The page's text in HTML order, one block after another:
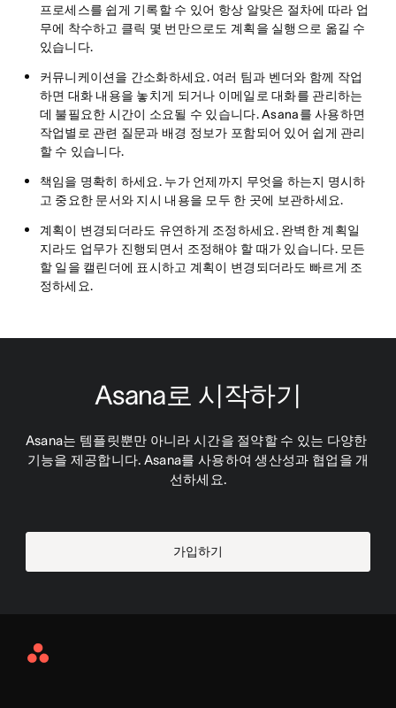
프로세스를 쉽게 기록할 수 있어 항상 알맞은 절차에 따라 업
무에 착수하고 클릭 몇 번만으로도 계획을 실행으로 옮길 수
있습니다.
커뮤니케이션을 간소화하세요. 여러 팀과 벤더와 함께 작업
하면 대화 내용을 놓치게 되거나 이메일로 대화를 관리하는
데 불필요한 시간이 소요될 수 있습니다. Asana를 사용하면
작업별로 관련 질문과 배경 정보가 포함되어 있어 쉽게 관리
할 수 있습니다.
책임을 명확히 하세요. 누가 언제까지 무엇을 하는지 명시하
고 중요한 문서와 지시 내용을 모두 한 곳에 보관하세요.
계획이 변경되더라도 유연하게 조정하세요. 완벽한 계획일
지라도 업무가 진행되면서 조정해야 할 때가 있습니다. 모든
할 일을 캘린더에 표시하고 계획이 변경되더라도 빠르게 조
정하세요.
Asana로 시작하기
Asana는 템플릿뿐만 아니라 시간을 절약할 수 있는 다양한
기능을 제공합니다. Asana를 사용하여 생산성과 협업을 개
선하세요.
가입하기
Asana